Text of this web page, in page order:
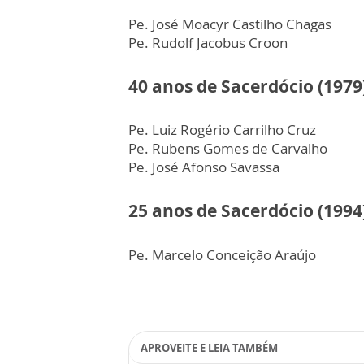
Pe. José Moacyr Castilho Chagas
Pe. Rudolf Jacobus Croon
40 anos de Sacerdócio
Pe. Luiz Rogério Carrilho Cruz
Pe. Rubens Gomes de Carvalho
Pe. José Afonso Savassa
25 anos de Sacerdócio
Pe. Marcelo Conceição Araújo
APROVEITE E LEIA TAMBÉM